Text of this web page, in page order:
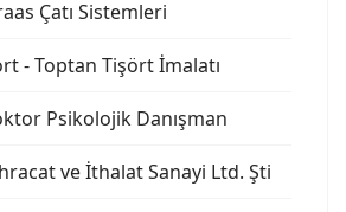
Çatı Sistemleri
- Toptan Tişört İmalatı
Psikolojik Danışman
ve İthalat Sanayi Ltd. Şti